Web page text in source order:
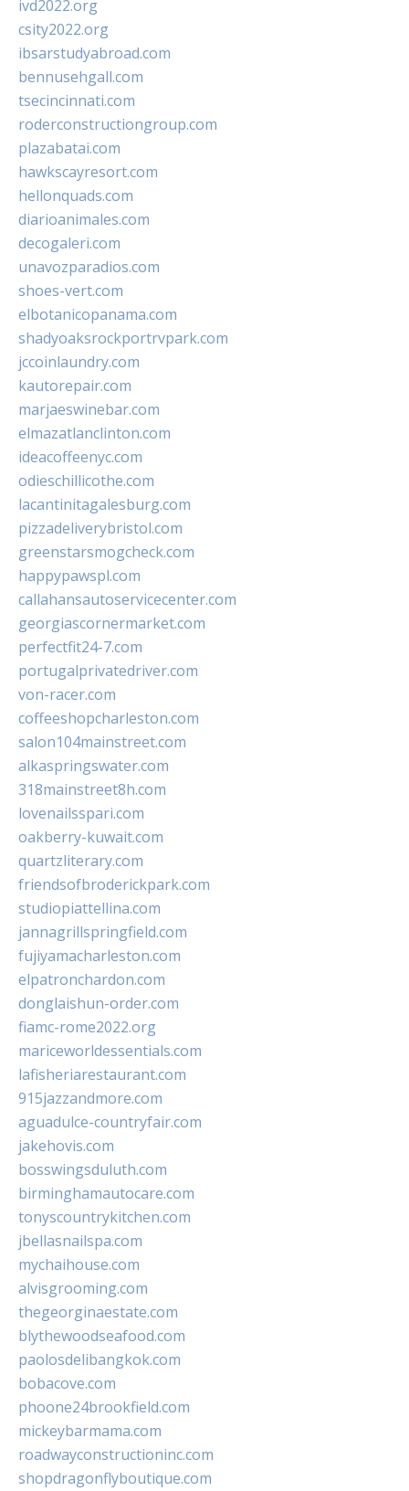
ivd2022.org
csity2022.org
ibsarstudyabroad.com
bennusehgall.com
tsecincinnati.com
roderconstructiongroup.com
plazabatai.com
hawkscayresort.com
hellonquads.com
diarioanimales.com
decogaleri.com
unavozparadios.com
shoes-vert.com
elbotanicopanama.com
shadyoaksrockportrvpark.com
jccoinlaundry.com
kautorepair.com
marjaeswinebar.com
elmazatlanclinton.com
ideacoffeenyc.com
odieschillicothe.com
lacantinitagalesburg.com
pizzadeliverybristol.com
greenstarsmogcheck.com
happypawspl.com
callahansautoservicecenter.com
georgiascornermarket.com
perfectfit24-7.com
portugalprivatedriver.com
von-racer.com
coffeeshopcharleston.com
salon104mainstreet.com
alkaspringswater.com
318mainstreet8h.com
lovenailsspari.com
oakberry-kuwait.com
quartzliterary.com
friendsofbroderickpark.com
studiopiattellina.com
jannagrillspringfield.com
fujiyamacharleston.com
elpatronchardon.com
donglaishun-order.com
fiamc-rome2022.org
mariceworldessentials.com
lafisheriarestaurant.com
915jazzandmore.com
aguadulce-countryfair.com
jakehovis.com
bosswingsduluth.com
birminghamautocare.com
tonyscountrykitchen.com
jbellasnailspa.com
mychaihouse.com
alvisgrooming.com
thegeorginaestate.com
blythewoodseafood.com
paolosdelibangkok.com
bobacove.com
phoone24brookfield.com
mickeybarmama.com
roadwayconstructioninc.com
shopdragonflyboutique.com